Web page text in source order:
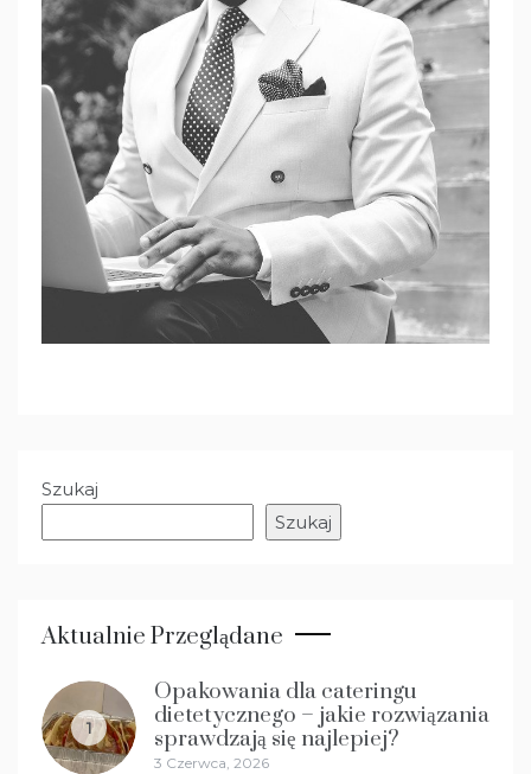
Szukaj
Szukaj
Aktualnie Przeglądane
1
Opakowania dla cateringu
dietetycznego – jakie rozwiązania
sprawdzają się najlepiej?
3 Czerwca, 2026